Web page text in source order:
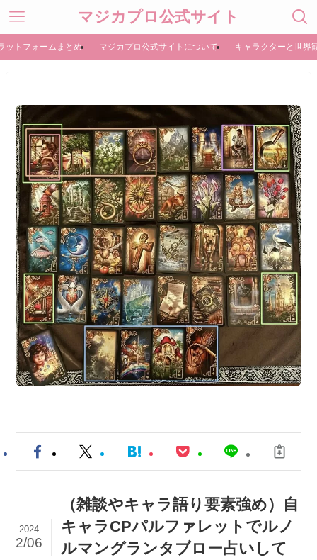
マジカプロ公式サイト
ットフォームまとめ マジカプロ公式サイトについて キャラクターと世界
（雑談やキャラ語り要素強め）自
キャラCPパルファレットでルノ
ルマングランタブロー占いして
2024
2/06